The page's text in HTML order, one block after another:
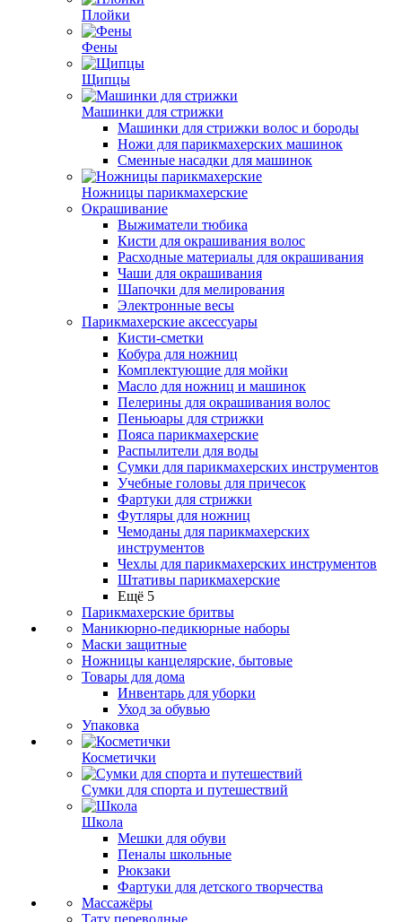
Плойки
Фены
Щипцы
Машинки для стрижки
Машинки для стрижки волос и бороды
Ножи для парикмахерских машинок
Сменные насадки для машинок
Ножницы парикмахерские
Окрашивание
Выжиматели тюбика
Кисти для окрашивания волос
Расходные материалы для окрашивания
Чаши для окрашивания
Шапочки для мелирования
Электронные весы
Парикмахерские аксессуары
Кисти-сметки
Кобура для ножниц
Комплектующие для мойки
Масло для ножниц и машинок
Пелерины для окрашивания волос
Пеньюары для стрижки
Пояса парикмахерские
Распылители для воды
Сумки для парикмахерских инструментов
Учебные головы для причесок
Фартуки для стрижки
Футляры для ножниц
Чемоданы для парикмахерских
инструментов
Чехлы для парикмахерских инструментов
Штативы парикмахерские
Ещё 5
Парикмахерские бритвы
Маникюрно-педикюрные наборы
Маски защитные
Ножницы канцелярские, бытовые
Товары для дома
Инвентарь для уборки
Уход за обувью
Упаковка
Косметички
Сумки для спорта и путешествий
Школа
Мешки для обуви
Пеналы школьные
Рюкзаки
Фартуки для детского творчества
Массажёры
Тату переводные